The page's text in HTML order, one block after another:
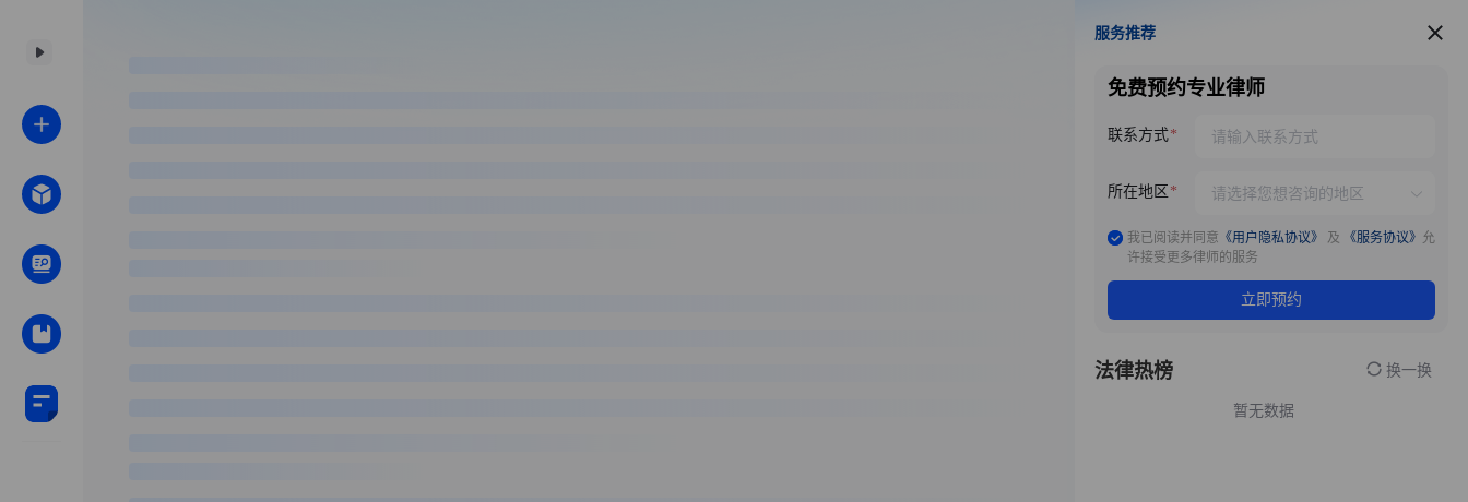
服务推荐
服务推荐
免费预约专业律师
联系方式
所在地区
我已阅读并同意 《用户隐私协议》 及 《服务协议》 允
许接受更多律师的服务
立即预约
法律热榜 换一换
暂无数据